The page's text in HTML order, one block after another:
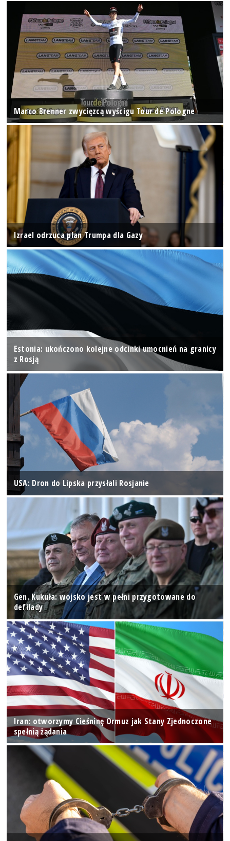
Marco Brenner zwycięzcą wyścigu Tour de Pologne
Izrael odrzuca plan Trumpa dla Gazy
Estonia: ukończono kolejne odcinki umocnień na granicy
z Rosją
USA: Dron do Lipska przysłali Rosjanie
Gen. Kukuła: wojsko jest w pełni przygotowane do
defilady
Iran: otworzymy Cieśninę Ormuz jak Stany Zjednoczone
spełnią żądania